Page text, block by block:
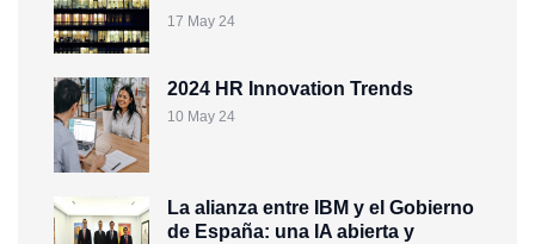
17 May 24
2024 HR Innovation Trends
10 May 24
La alianza entre IBM y el Gobierno
de España: una IA abierta y